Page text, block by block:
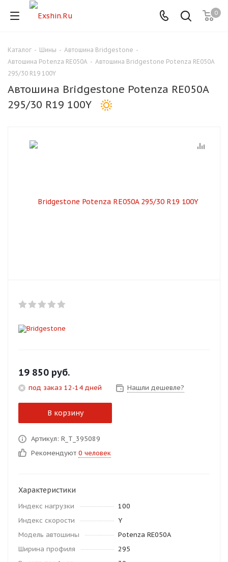
0
Каталог - Шины - Автошина Bridgestone -
Автошина Potenza RE050A - Автошина Bridgestone Potenza RE050A
295/30 R19 100Y
Автошина Bridgestone Potenza RE050A
295/30 R19 100Y
19 850 руб.
под заказ 12-14 дней Нашли дешевле?
В корзину
Артикул: R_T_395089
Рекомендуют 0 человек
Характеристики
Индекс нагрузки
100
Индекс скорости
Y
Модель автошины
Potenza RE050A
Ширина профиля
295
Для клиентов всех банков
Разбейте
оплату на части
25% картой любого банка
% будут
списываться с вашей карты
каждые 2 недели
Подробнее
недели
Остались вопросы?
8 800 302-02-51
plait.ru